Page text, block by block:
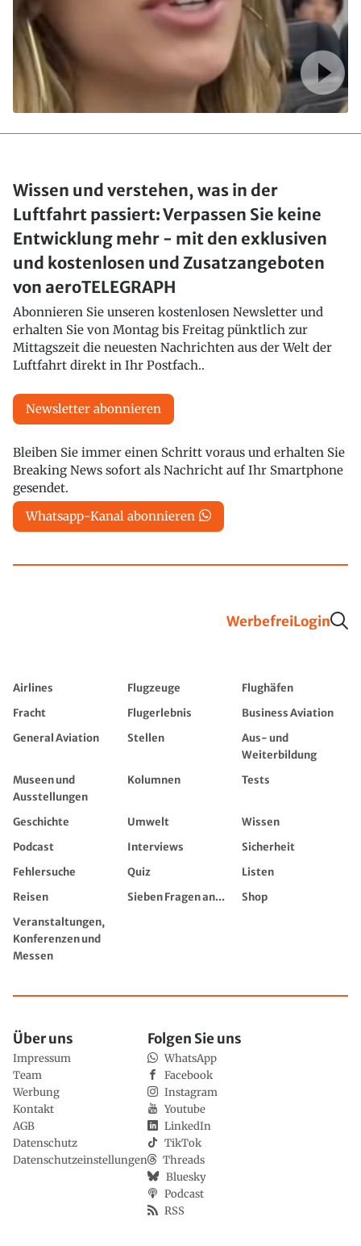
Wissen und verstehen, was in der
Luftfahrt passiert: Verpassen Sie keine
Entwicklung mehr - mit den exklusiven
und kostenlosen und Zusatzangeboten
von aeroTELEGRAPH
Abonnieren Sie unseren kostenlosen Newsletter und
erhalten Sie von Montag bis Freitag pünktlich zur
Mittagszeit die neuesten Nachrichten aus der Welt der
Luftfahrt direkt in Ihr Postfach..
Newsletter abonnieren
Bleiben Sie immer einen Schritt voraus und erhalten Sie
Breaking News sofort als Nachricht auf Ihr Smartphone
gesendet.
Whatsapp-Kanal abonnieren
WerbefreiLogin
Airlines Flugzeuge
Flughäfen
Fracht
Flugerlebnis
Business Aviation
General Aviation
Stellen
Aus- und
Weiterbildung
Museen und
Ausstellungen
Kolumnen Tests
Geschichte Umwelt
Wissen
Podcast
Interviews
Sicherheit
Fehlersuche
Quiz
Listen
Reisen
Sieben Fragen an...
Shop
Veranstaltungen,
Konferenzen und
Messen
Über uns
Impressum
Team
Werbung
Kontakt
AGB
Datenschutz
Datenschutzeinstellungen
Folgen Sie uns
WhatsApp
Facebook
Instagram
Youtube
LinkedIn
TikTok
Threads
Bluesky
Podcast
RSS